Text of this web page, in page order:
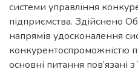
системи управління
підприємства. Здійснено
напрямів удосконалення
конкурентоспроможністю
основні питання пов’язані з